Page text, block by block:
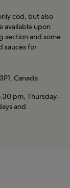
cod, but also
available upon
section and some
sauces for
Canada
pm, Thursday–
and